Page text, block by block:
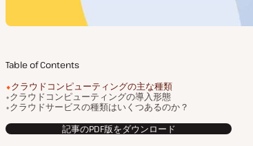
Table of Contents
クラウドコンピューティングの主な種類
クラウドコンピューティングの導入形態
クラウドサービスの種類はいくつあるのか？
記事のPDF版をダウンロード